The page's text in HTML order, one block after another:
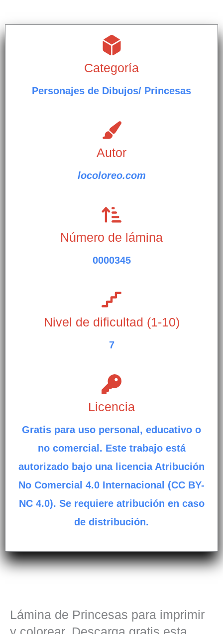
Categoría
Personajes de Dibujos/ Princesas
Autor
locoloreo.com
Número de lámina
0000345
Nivel de dificultad (1-10)
7
Licencia
Gratis para uso personal, educativo o
no comercial. Este trabajo está
autorizado bajo una licencia Atribución
No Comercial 4.0 Internacional (CC BY-
NC 4.0). Se requiere atribución en caso
de distribución.
Lámina de Princesas para imprimir